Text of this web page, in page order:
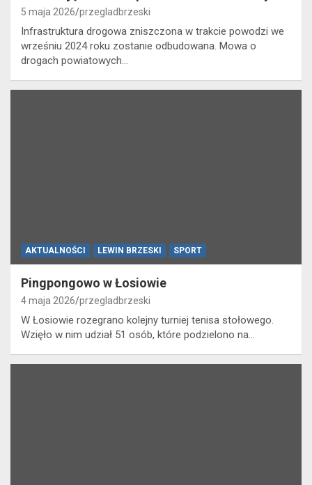
5 maja 2026 przegladbrzeski
Infrastruktura drogowa zniszczona w trakcie powodzi we
wrześniu 2024 roku zostanie odbudowana. Mowa o
drogach powiatowych…
AKTUALNOŚCI LEWIN BRZESKI SPORT
Pingpongowo w Łosiowie
4 maja 2026 przegladbrzeski
W Łosiowie rozegrano kolejny turniej tenisa stołowego.
Wzięło w nim udział 51 osób, które podzielono na…